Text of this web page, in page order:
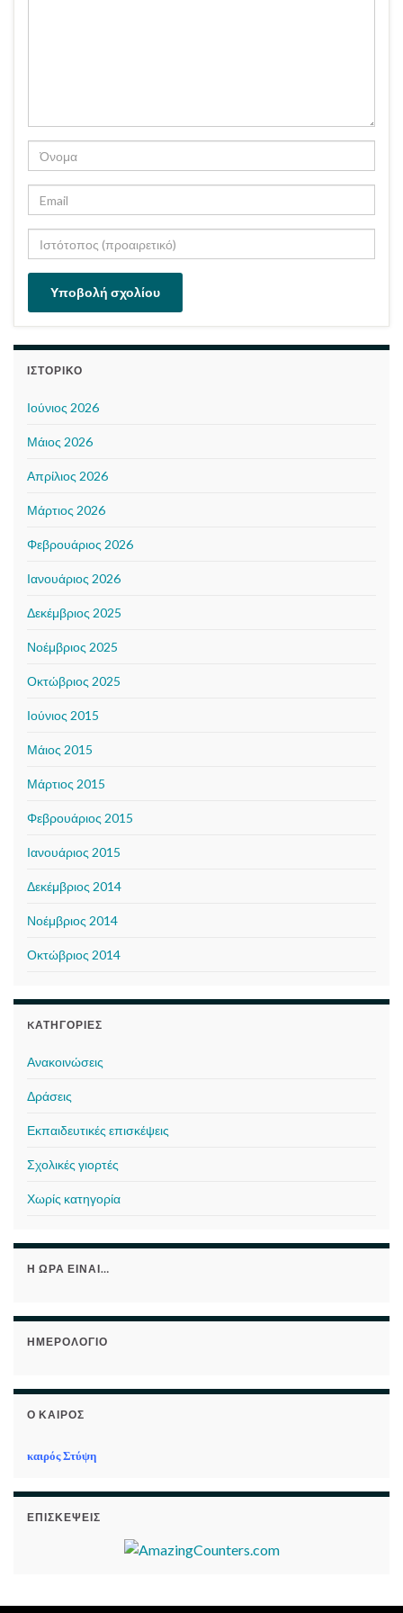
ΙΣΤΟΡΙΚΌ
Ιούνιος 2026
Μάιος 2026
Απρίλιος 2026
Μάρτιος 2026
Φεβρουάριος 2026
Ιανουάριος 2026
Δεκέμβριος 2025
Νοέμβριος 2025
Οκτώβριος 2025
Ιούνιος 2015
Μάιος 2015
Μάρτιος 2015
Φεβρουάριος 2015
Ιανουάριος 2015
Δεκέμβριος 2014
Νοέμβριος 2014
Οκτώβριος 2014
KΑΤΗΓΟΡΊΕΣ
Ανακοινώσεις
Δράσεις
Εκπαιδευτικές επισκέψεις
Σχολικές γιορτές
Χωρίς κατηγορία
Η ΏΡΑ ΕΊΝΑΙ…
ΗΜΕΡΟΛΌΓΙΟ
Ο ΚΑΙΡΌΣ
καιρός Στύψη
ΕΠΙΣΚΈΨΕΙΣ